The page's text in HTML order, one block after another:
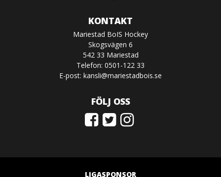
KONTAKT
Mariestad BoIS Hockey
Skogsvägen 6
542 33 Mariestad
Telefon: 0501-122 33
E-post: kansli@mariestadbois.se
FÖLJ OSS
LIGASPONSOR